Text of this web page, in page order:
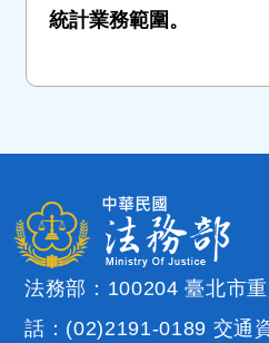
統計業務範圍。
法務部：100204 臺北市
話：(02)2191-0189 交通